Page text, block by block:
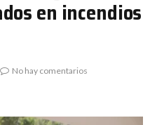
en incendios
No hay comentarios